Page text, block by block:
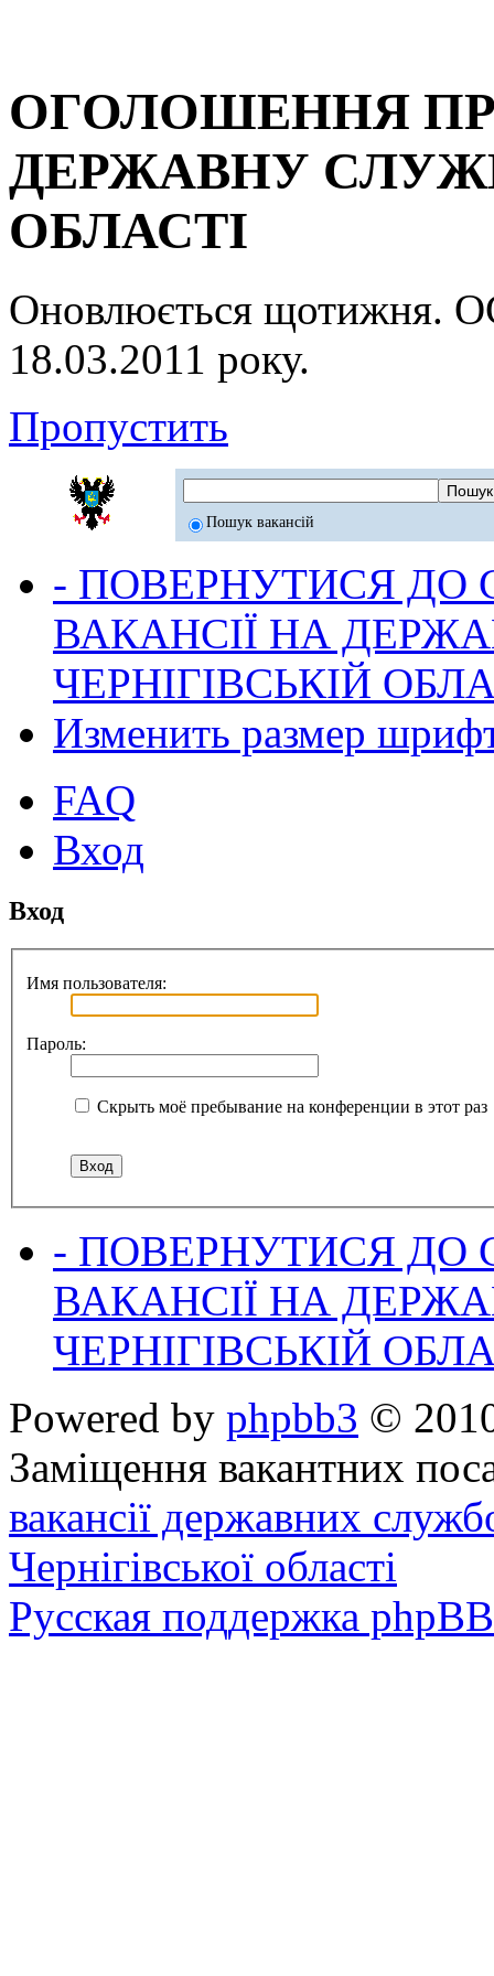
ОГОЛОШЕННЯ
ДЕРЖАВНУ
ОБЛАСТІ
Оновлюється
18.03.2011 року.
Пропустить
Пошук вакансій
- ПОВЕРНУТИСЯ ДО
ВАКАНСІЇ НА
ЧЕРНІГІВСЬКІЙ
Изменить размер
FAQ
Вход
Вход
Имя пользователя:
Пароль:
Скрыть моё пребывание на конференции в этот раз
- ПОВЕРНУТИСЯ ДО
ВАКАНСІЇ НА
ЧЕРНІГІВСЬКІЙ
Powered by phpbb3 ©
Заміщення вакантних
вакансії державних
Чернігівської області
Русская поддержка phpBB